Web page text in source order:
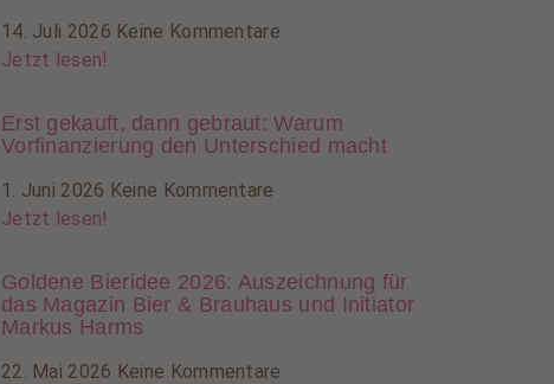
14. Juli 2026 Keine Kommentare
Jetzt lesen!
Erst gekauft, dann gebraut: Warum
Vorfinanzierung den Unterschied macht
1. Juni 2026 Keine Kommentare
Jetzt lesen!
Goldene Bieridee 2026: Auszeichnung für
das Magazin Bier & Brauhaus und Initiator
Markus Harms
22. Mai 2026 Keine Kommentare